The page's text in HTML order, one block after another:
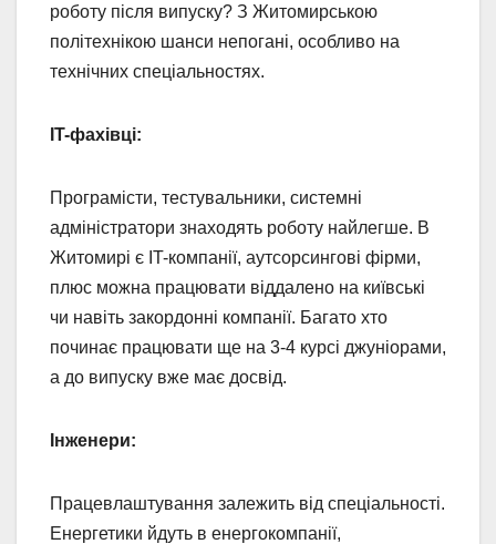
роботу після випуску? З Житомирською
політехнікою шанси непогані, особливо на
технічних спеціальностях.
IT-фахівці:
Програмісти, тестувальники, системні
адміністратори знаходять роботу найлегше. В
Житомирі є IT-компанії, аутсорсингові фірми,
плюс можна працювати віддалено на київські
чи навіть закордонні компанії. Багато хто
починає працювати ще на 3-4 курсі джуніорами,
а до випуску вже має досвід.
Інженери:
Працевлаштування залежить від спеціальності.
Енергетики йдуть в енергокомпанії,